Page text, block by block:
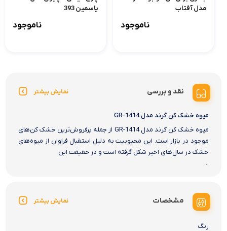
مدل آفتاب
ناموجود
ياسمين 393
ناموجود
نقد و بررسی نمایش بیشتر
میوه خشک کن گرند مدل GR-1414
میوه خشک کن گرند مدل GR-1414 از جمله پرفروش‌ترین خشک کن‌های
موجود در بازار است. این محبوبیت به دلیل استقبال فراوان از میوه‌های
خشک در سال‌های اخیر شکل گرفته است و در حقیقت این
...
مشخصات نمایش بیشتر
رنگ